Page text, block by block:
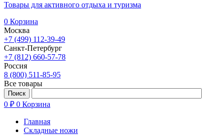
Товары для активного отдыха и туризма
0 Корзина
Москва
+7 (499) 112-39-49
Санкт-Петербург
+7 (812) 660-57-78
Россия
8 (800) 511-85-95
Все товары
0 ₽ 0 Корзина
Главная
Складные ножи